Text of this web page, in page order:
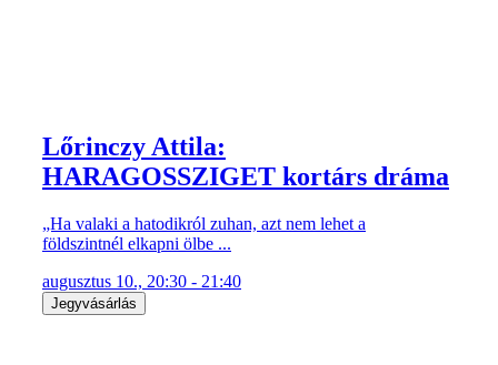
Lőrinczy Attila:
HARAGOSSZIGET kortárs dráma
„Ha valaki a hatodikról zuhan, azt nem lehet a
földszintnél elkapni ölbe ...
augusztus 10., 20:30 - 21:40
Jegyvásárlás